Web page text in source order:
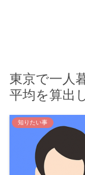
東京で一人
平均を算出
知りたい事